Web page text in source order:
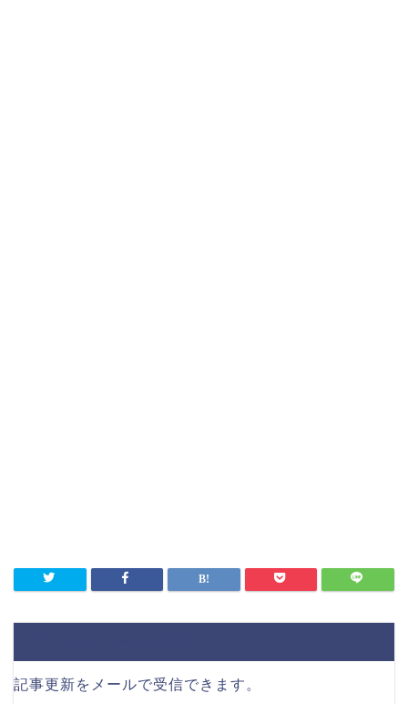
記事更新をメールで受信できます。